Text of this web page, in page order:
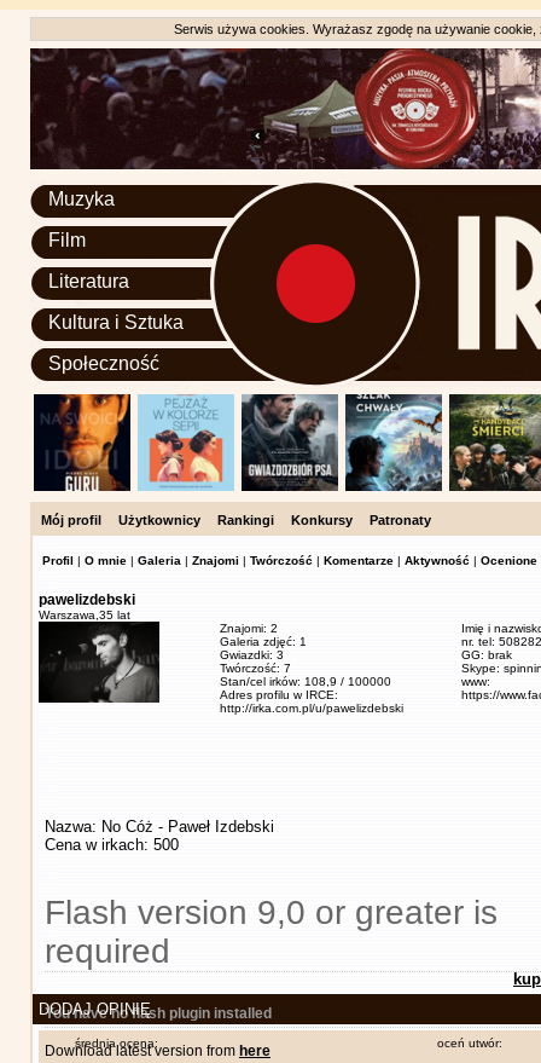
Serwis używa cookies. Wyrażasz zgodę na używanie
Muzyka
Film
Literatura
Kultura i Sztuka
Społeczność
Mój profil Użytkownicy Rankingi Konkursy Patronaty
Profil | O mnie | Galeria | Znajomi | Twórczość | Komentarze | Aktywność | Ocenione
pawelizdebski
Warszawa, 35 lat
Znajomi: 2
Galeria zdjęć: 1
Gwiazdki: 3
Twórczość: 7
Stan/cel irków: 108,9 / 100000
Adres profilu w IRCE:
http://irka.com.pl/u/pawelizdebski
Imię i
nr. tel:
GG: brak
Skype:
www:
https://
Nazwa: No Cóż - Paweł Izdebski
Cena w irkach: 500
Flash version 9,0 or greater is
required
You have no flash plugin installed
Download latest version from here
DODAJ OPINIĘ
średnia ocena: oceń utwór: